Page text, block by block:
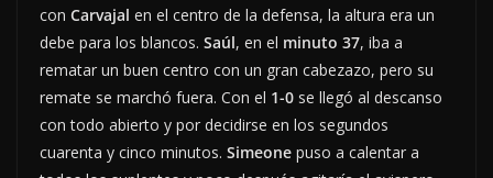
con Carvajal en el centro de la defensa, la altura era un
debe para los blancos. Saúl, en el minuto 37, iba a
rematar un buen centro con un gran cabezazo, pero su
remate se marchó fuera. Con el 1-0 se llegó al descanso
con todo abierto y por decidirse en los segundos
cuarenta y cinco minutos. Simeone puso a calentar a